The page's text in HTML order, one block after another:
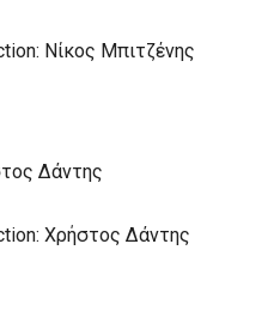
Νίκος Μπιτζένης
Δάντης
Χρήστος Δάντης